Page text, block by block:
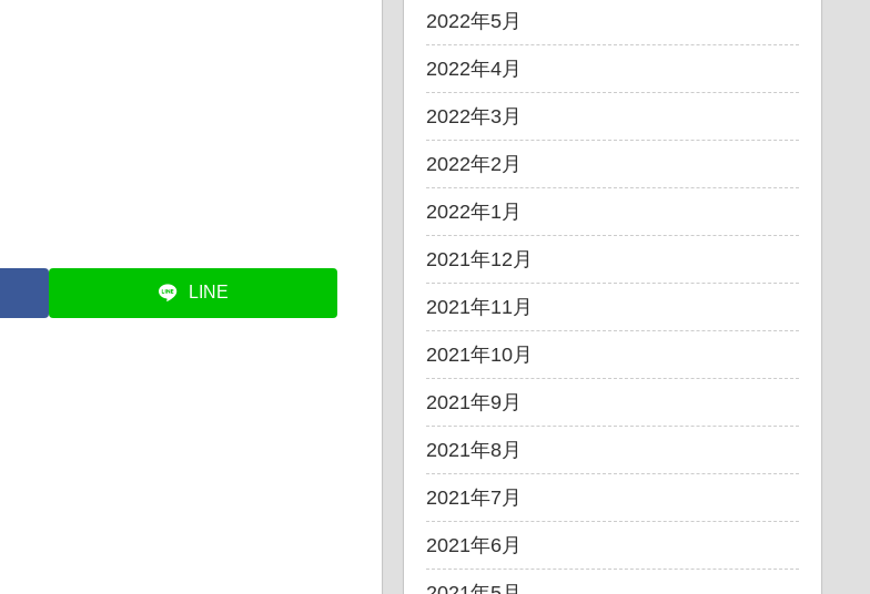
LINE
2022年5月
2022年4月
2022年3月
2022年2月
2022年1月
2021年12月
2021年11月
2021年10月
2021年9月
2021年8月
2021年7月
2021年6月